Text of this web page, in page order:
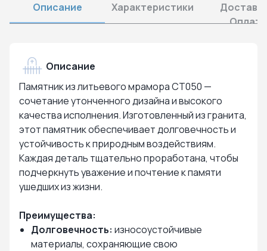
Описание Характеристики
Оплата
Описание
Памятник из литьевого мрамора СТ050 —
сочетание утонченного дизайна и высокого
качества исполнения. Изготовленный из гранита,
этот памятник обеспечивает долговечность и
устойчивость к природным воздействиям.
Каждая деталь тщательно проработана, чтобы
подчеркнуть уважение и почтение к памяти
ушедших из жизни.
Преимущества:
Долговечность: износоустойчивые
материалы, сохраняющие свою